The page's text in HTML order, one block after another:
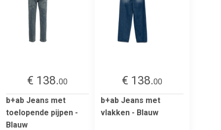
€ 138.00
b+ab Jeans met
toelopende pijpen -
Blauw
€ 138.00
b+ab Jeans met
vlakken - Blauw